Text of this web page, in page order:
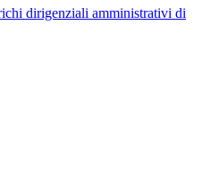
dirigenziali amministrativi di